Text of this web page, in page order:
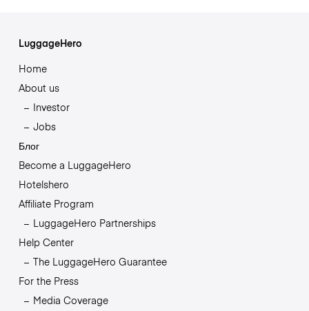
LuggageHero
Home
About us
Investor
Jobs
Блог
Become a LuggageHero
Hotelshero
Affiliate Program
LuggageHero Partnerships
Help Center
The LuggageHero Guarantee
For the Press
Media Coverage